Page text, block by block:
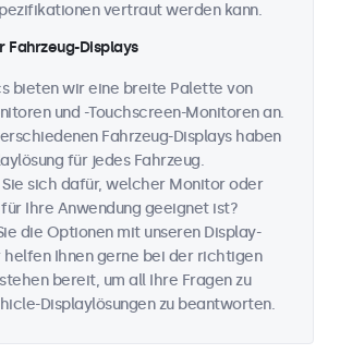
vertraut werden kann.
Fahrzeug-Displays
bieten wir eine breite Palette von
und -Touchscreen-Monitoren an.
Fahrzeug-Displays haben
für jedes Fahrzeug.
sich dafür, welcher Monitor oder
Ihre Anwendung geeignet ist?
die Optionen mit unseren Display-
helfen Ihnen gerne bei der richtigen
bereit, um all Ihre Fragen zu
Displaylösungen zu beantworten.